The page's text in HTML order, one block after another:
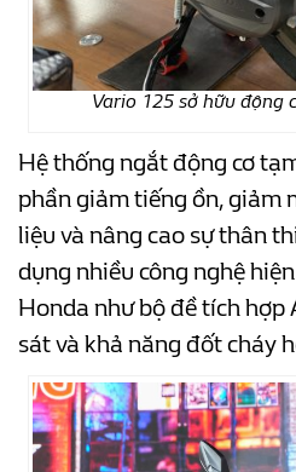
Vario 125 sở hữu động
Hệ thống ngắt động cơ
phần giảm tiếng ồn, giảm
liệu và nâng cao sự thân
dụng nhiều công nghệ
Honda như bộ đề tích hợp
sát và khả năng đốt cháy